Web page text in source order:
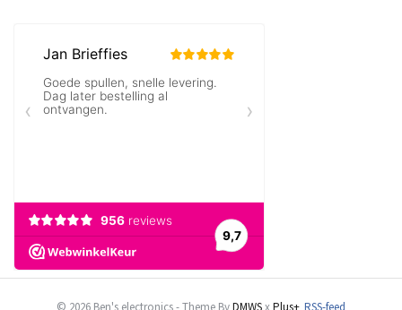
© 2026 Ben's electronics - Theme ByDMWSx Plus+ RSS-feed